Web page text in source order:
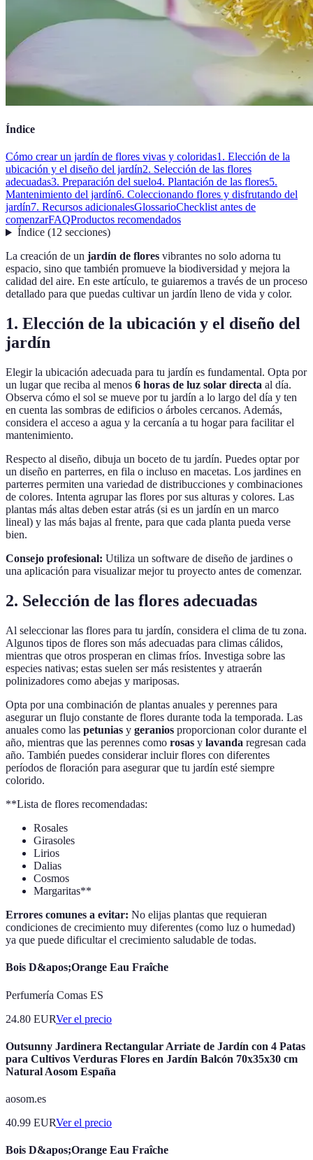
Índice
Cómo crear un jardín de flores vivas y coloridas1. Elección de la
ubicación y el diseño del jardín2. Selección de las flores
adecuadas3. Preparación del suelo4. Plantación de las flores5.
Mantenimiento del jardín6. Coleccionando flores y disfrutando del
jardín7. Recursos adicionalesGlossarioChecklist antes de
comenzarFAQProductos recomendados
Índice(12 secciones)
La creación de un jardín de flores vibrantes no solo adorna tu
espacio, sino que también promueve la biodiversidad y mejora la
calidad del aire. En este artículo, te guiaremos a través de un proceso
detallado para que puedas cultivar un jardín lleno de vida y color.
1. Elección de la ubicación y el diseño del
jardín
Elegir la ubicación adecuada para tu jardín es fundamental. Opta por
un lugar que reciba al menos 6 horas de luz solar directa al día.
Observa cómo el sol se mueve por tu jardín a lo largo del día y ten
en cuenta las sombras de edificios o árboles cercanos. Además,
considera el acceso a agua y la cercanía a tu hogar para facilitar el
mantenimiento.
Respecto al diseño, dibuja un boceto de tu jardín. Puedes optar por
un diseño en parterres, en fila o incluso en macetas. Los jardines en
parterres permiten una variedad de distribucciones y combinaciones
de colores. Intenta agrupar las flores por sus alturas y colores. Las
plantas más altas deben estar atrás (si es un jardín en un marco
lineal) y las más bajas al frente, para que cada planta pueda verse
bien.
Consejo profesional: Utiliza un software de diseño de jardines o
una aplicación para visualizar mejor tu proyecto antes de comenzar.
2. Selección de las flores adecuadas
Al seleccionar las flores para tu jardín, considera el clima de tu zona.
Algunos tipos de flores son más adecuadas para climas cálidos,
mientras que otros prosperan en climas fríos. Investiga sobre las
especies nativas; estas suelen ser más resistentes y atraerán
polinizadores como abejas y mariposas.
Opta por una combinación de plantas anuales y perennes para
asegurar un flujo constante de flores durante toda la temporada. Las
anuales como las petunias y geranios proporcionan color durante el
año, mientras que las perennes como rosas y lavanda regresan cada
año. También puedes considerar incluir flores con diferentes
períodos de floración para asegurar que tu jardín esté siempre
colorido.
**Lista de flores recomendadas:
Rosales
Girasoles
Lirios
Dalias
Cosmos
Margaritas**
Errores comunes a evitar: No elijas plantas que requieran
condiciones de crecimiento muy diferentes (como luz o humedad)
ya que puede dificultar el crecimiento saludable de todas.
Bois D&apos;Orange Eau Fraîche
Perfumería Comas ES
24.80 EURVer el precio
Outsunny Jardinera Rectangular Arriate de Jardín con 4 Patas
para Cultivos Verduras Flores en Jardín Balcón 70x35x30 cm
Natural Aosom España
aosom.es
40.99 EURVer el precio
Bois D&apos;Orange Eau Fraîche